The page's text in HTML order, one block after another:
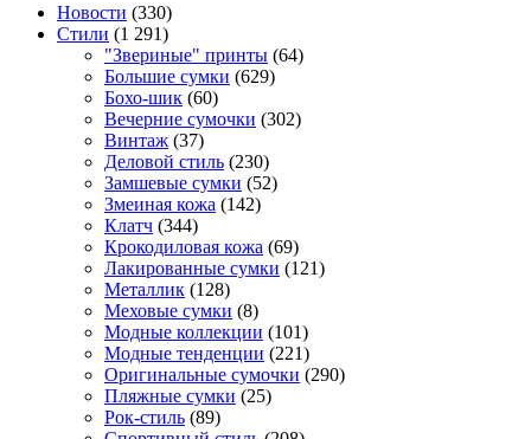
Новости (330)
Стили (1 291)
"Звериные" принты (64)
Большие сумки (629)
Бохо-шик (60)
Вечерние сумочки (302)
Винтаж (37)
Деловой стиль (230)
Замшевые сумки (52)
Змеиная кожа (142)
Клатч (344)
Крокодиловая кожа (69)
Лакированные сумки (121)
Металлик (128)
Меховые сумки (8)
Модные коллекции (101)
Модные тенденции (221)
Оригинальные сумочки (290)
Пляжные сумки (25)
Рок-стиль (89)